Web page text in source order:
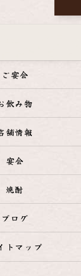
ご宴会
飲み物
舗情報
宴会
焼酎
ブログ
トマップ